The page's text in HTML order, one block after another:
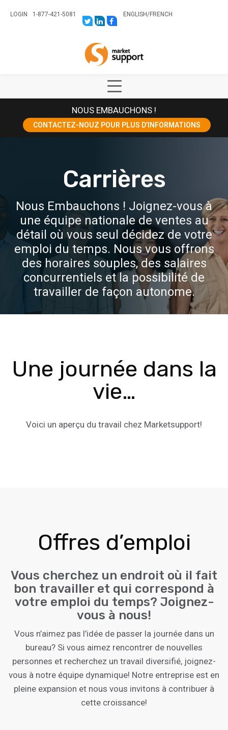
LOGIN
1-877-421-5081
LINK
TO:
LINK
TO:
TRK=BIZ-
COMPANIES-
CYM
LINK
TO:
ENGLISH/FRENCH
Show
Main
Menu
NOUS EMBAUCHONS !
CONTACTEZ-NOUZ POUR PLUS D’INFORMATIONS
Carrières
Nous Embauchons ! Joignez-vous à
une équipe nationale de ventes au
détail où vous seul décidez de votre
emploi du temps. Nous vous offrons
des horaires souples, des salaires
concurrentiels et la possibilité de
travailler de façon autonome.
Une journée dans la
vie…
Voici un aperçu du travail chez Marketsupport!
Offres d’emploi
Vous cherchez un endroit où il fait
bon travailler et qui correspond à
votre emploi du temps? Joignez-
vous à nous!
Vous n’aimez pas l’idée de passer la journée dans un
bureau? Si vous aimez rencontrer de nouvelles
personnes et recherchez un travail diversifié, joignez-
vous à notre équipe dynamique! Notre entreprise est en
pleine expansion et nous vous invitons à contribuer à
cette croissance!